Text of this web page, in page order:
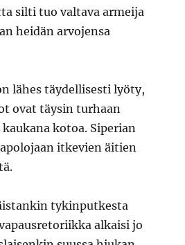
silti tuo valtava armeija
heidän arvojensa
lähes täydellisesti lyöty,
ovat täysin turhaan
kotoa. Siperian
itkevien äitien
tykinputkesta
alkaisi jo